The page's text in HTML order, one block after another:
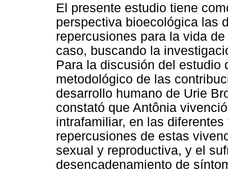
El presente estudio tiene
perspectiva bioecológica las
repercusiones para la vida
caso, buscando la
Para la discusión del estudio
metodológico de las
desarrollo humano de Urie
constató que Antônia
intrafamiliar, en las
repercusiones de estas
sexual y reproductiva, y el
desencadenamiento de